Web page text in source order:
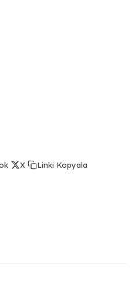
X Linki Kopyala